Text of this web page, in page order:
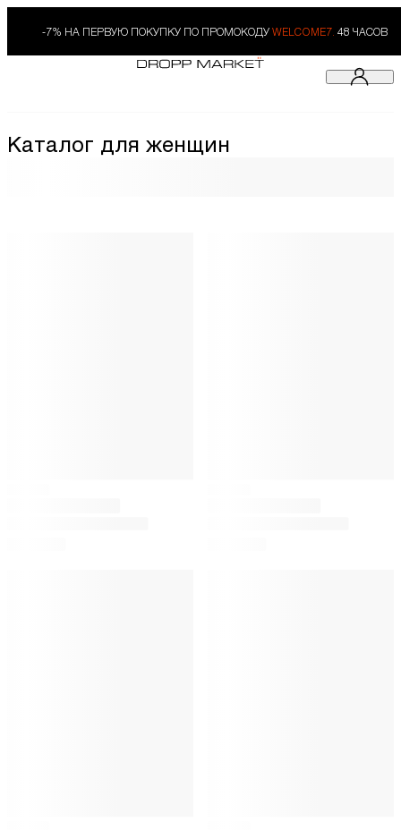
-7% НА ПЕРВУЮ ПОКУПКУ ПО ПРОМОКОДУ WELCOME7. 48 ЧАСОВ
Каталог для женщин